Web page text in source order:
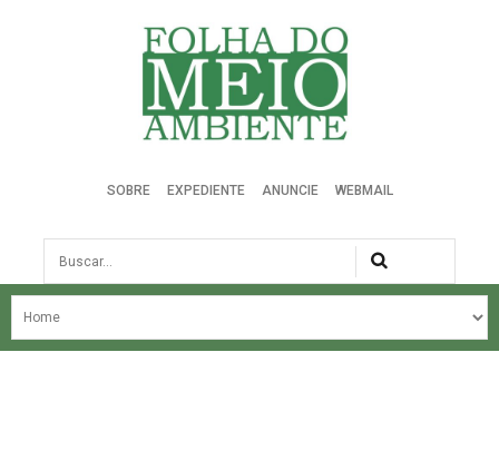
Folha do Meio Ambiente
SOBRE EXPEDIENTE ANUNCIE WEBMAIL
Busca
NOSSA HISTÓRIA